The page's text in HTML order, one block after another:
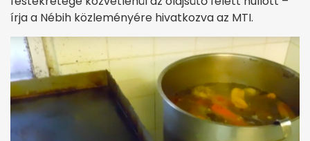
írja a Nébih közleményére hivatkozva az MTI.